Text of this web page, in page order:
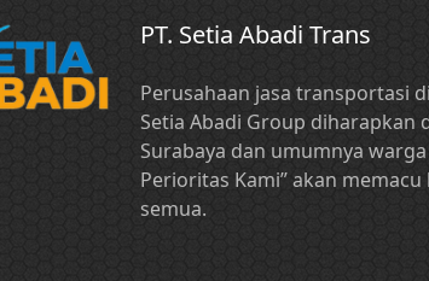
PT. Setia Abadi Trans
Perusahaan jasa transportasi
Setia Abadi Group diharapkan
Surabaya dan umumnya
Perioritas Kami” akan
semua.